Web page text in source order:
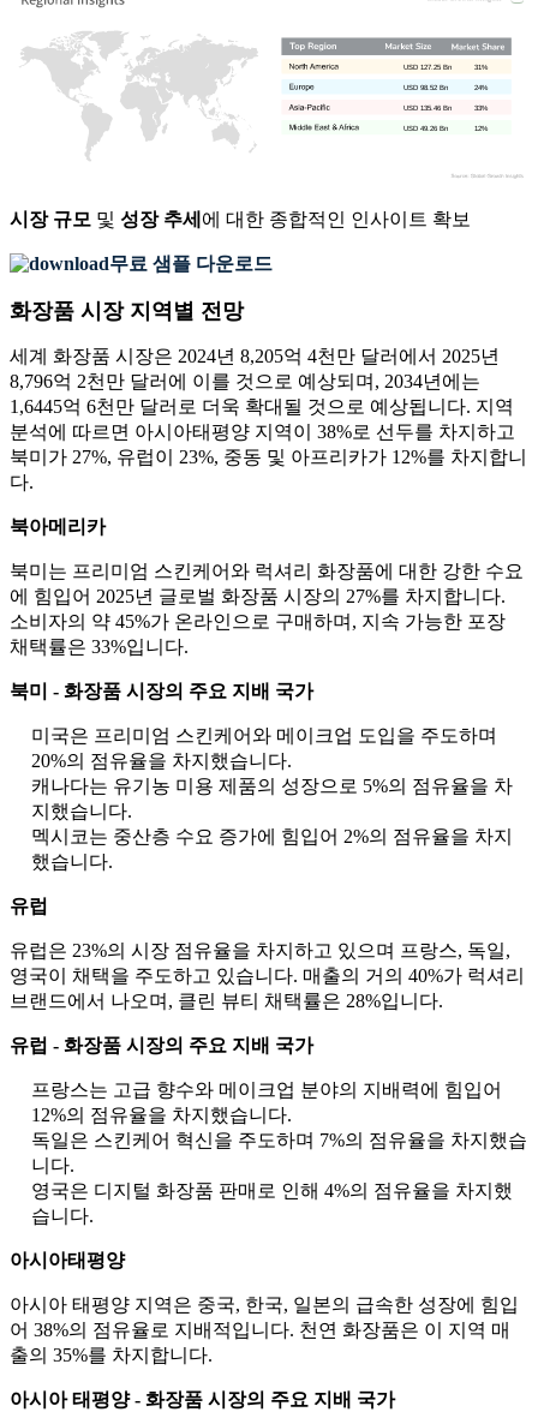
12%
USD 49.26 Bn
33%
USD 135.46 Bn
24%
USD 98.52 Bn
31%
USD 127.25 Bn
시장 규모 및 성장 추세 에 대한 종합적인 인사이트 확보
무료 샘플 다운로드
화장품 시장 지역별 전망
세계 화장품 시장은 2024년 8,205억 4천만 달러에서 2025년
8,796억 2천만 달러에 이를 것으로 예상되며, 2034년에는
1,6445억 6천만 달러로 더욱 확대될 것으로 예상됩니다. 지역
분석에 따르면 아시아태평양 지역이 38%로 선두를 차지하고
북미가 27%, 유럽이 23%, 중동 및 아프리카가 12%를 차지합니
다.
북아메리카
북미는 프리미엄 스킨케어와 럭셔리 화장품에 대한 강한 수요
에 힘입어 2025년 글로벌 화장품 시장의 27%를 차지합니다.
소비자의 약 45%가 온라인으로 구매하며, 지속 가능한 포장
채택률은 33%입니다.
북미 - 화장품 시장의 주요 지배 국가
미국은 프리미엄 스킨케어와 메이크업 도입을 주도하며
20%의 점유율을 차지했습니다.
캐나다는 유기농 미용 제품의 성장으로 5%의 점유율을 차
지했습니다.
멕시코는 중산층 수요 증가에 힘입어 2%의 점유율을 차지
했습니다.
유럽
유럽은 23%의 시장 점유율을 차지하고 있으며 프랑스, ​​독일,
영국이 채택을 주도하고 있습니다. 매출의 거의 40%가 럭셔리
브랜드에서 나오며, 클린 뷰티 채택률은 28%입니다.
유럽 ​​- 화장품 시장의 주요 지배 국가
프랑스는 고급 향수와 메이크업 분야의 지배력에 힘입어
12%의 점유율을 차지했습니다.
독일은 스킨케어 혁신을 주도하며 7%의 점유율을 차지했습
니다.
영국은 디지털 화장품 판매로 인해 4%의 점유율을 차지했
습니다.
아시아태평양
아시아 태평양 지역은 중국, 한국, 일본의 급속한 성장에 힘입
어 38%의 점유율로 지배적입니다. 천연 화장품은 이 지역 매
출의 35%를 차지합니다.
아시아 태평양 - 화장품 시장의 주요 지배 국가